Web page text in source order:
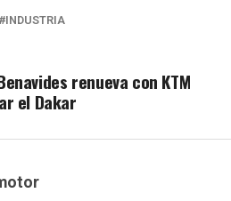
INDUSTRIA
renueva con KTM
el Dakar